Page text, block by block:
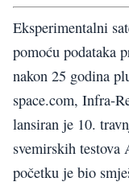
Eksperimentalni
pomoću podataka
nakon 25 godina
space.com, Infra-
lansiran je 10.
svemirskih testova
početku je bio